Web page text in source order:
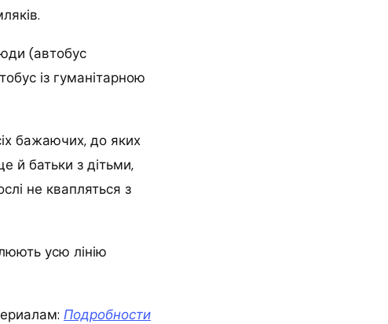
(автобус
із гуманітарною
бажаючих, до яких
й батьки з дітьми,
не квапляться з
усю лінію
Подробности